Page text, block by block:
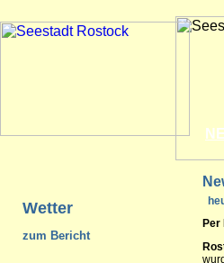
Wetter
zum Bericht